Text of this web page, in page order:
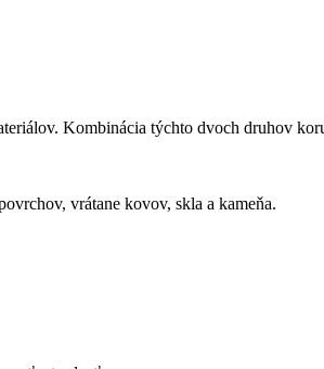
Kombinácia týchto dvoch druhov
vrátane kovov, skla a kameňa.